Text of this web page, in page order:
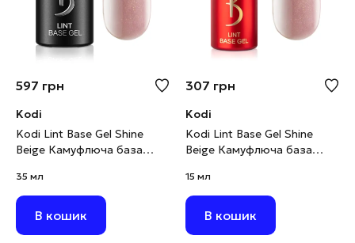
597 грн
Kodi
Kodi Lint Base Gel Shine
Beige Камуфлюча база
шимером, 35 мл
35 мл
В кошик
307 грн
Kodi
Kodi Lint Base Gel Shine
Beige Камуфлюча база
шимером, 15 мл
15 мл
В кошик